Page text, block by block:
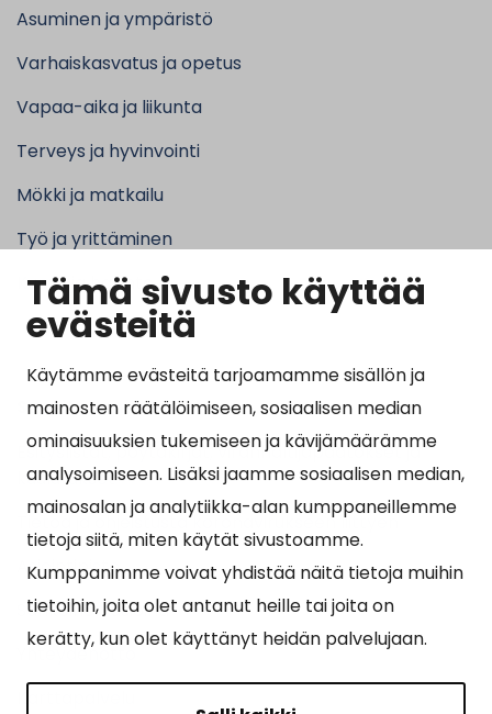
Tämä sivusto käyttää
evästeitä
Käytämme evästeitä tarjoamamme sisällön ja
mainosten räätälöimiseen, sosiaalisen median
ominaisuuksien tukemiseen ja kävijämäärämme
analysoimiseen. Lisäksi jaamme sosiaalisen median,
mainosalan ja analytiikka-alan kumppaneillemme
tietoja siitä, miten käytät sivustoamme.
Kumppanimme voivat yhdistää näitä tietoja muihin
tietoihin, joita olet antanut heille tai joita on
kerätty, kun olet käyttänyt heidän palvelujaan.
Asuminen ja ympäristö
Varhaiskasvatus ja opetus
Vapaa-aika ja liikunta
Terveys ja hyvinvointi
Mökki ja matkailu
Työ ja yrittäminen
Kunta ja hallinto
Suosituimmat sivut
Esityslistat, pöytäkirjat, viranhaltijapäätökset ja
kuulutukset
Tietoa ja ohjeistusta koronavirukseen liittyen
Asiointipiste
Sähköinen asiointi
Yhteydenotto